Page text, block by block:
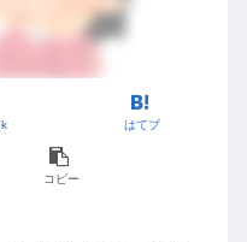
はてブ
コピー